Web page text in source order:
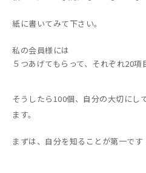
紙に書いてみて下さい。
私の会員様には
５つあげてもらって、それぞれ20項
そうしたら100個、自分の大切にし
ます。
まずは、自分を知ることが第一です